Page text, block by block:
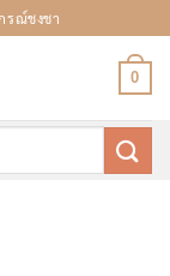
รณ์ชงชา
0